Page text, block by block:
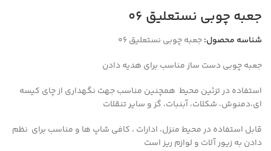
جعبه چوبی نستعلیق 06
شناسه محصول:جعبه چوبی نستعلیق 06
جعبه چوبی دست ساز مناسب برای هدیه دادن
استفاده در تزئین محیط همچنین مناسب جهت نگهداری از چای کیسه
ای،دمنوش، شکلات، آبنبات، گز و سایر تنقلات
قابل استفاده در محیط منزل، ادارات ، کافی شاپ ها و مناسب برای نظم
دادن به زیور آلات و لوازم ریز است